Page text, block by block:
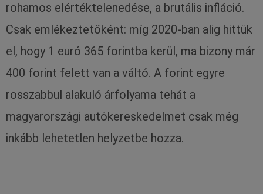
rohamos elértéktelenedése, a brutális infláció.
Csak emlékeztetőként: míg 2020-ban alig hittük
el, hogy 1 euró 365 forintba kerül, ma bizony már
400 forint felett van a váltó. A forint egyre
rosszabbul alakuló árfolyama tehát a
magyarországi autókereskedelmet csak még
inkább lehetetlen helyzetbe hozza.